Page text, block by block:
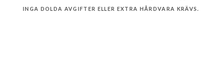
INGA DOLDA AVGIFTER ELLER EXTRA HÅRDVARA KRÄVS.